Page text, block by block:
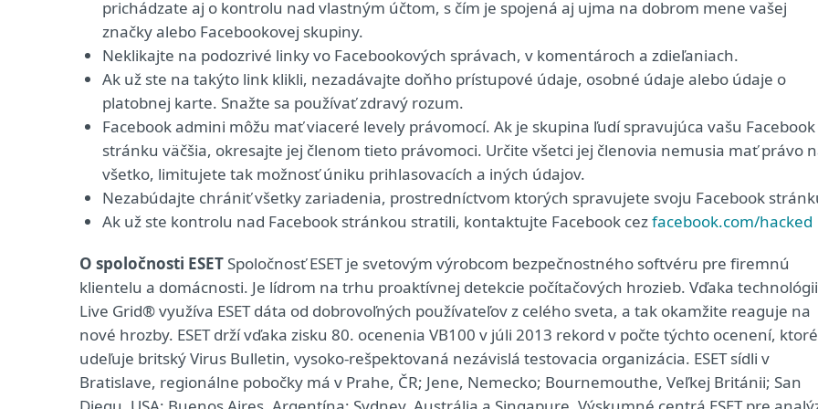
prichádzate aj o kontrolu nad vlastným účtom, s čím je spojená aj ujma na dobrom mene vašej
značky alebo Facebookovej skupiny.
Neklikajte na podozrivé linky vo Facebookových správach, v komentároch a zdieľaniach.
Ak už ste na takýto link klikli, nezadávajte doňho prístupové údaje, osobné údaje alebo údaje o
platobnej karte. Snažte sa používať zdravý rozum.
Facebook admini môžu mať viaceré levely právomocí. Ak je skupina ľudí spravujúca vašu Facebook
stránku väčšia, okresajte jej členom tieto právomoci. Určite všetci jej členovia nemusia mať právo
všetko, limitujete tak možnosť úniku prihlasovacích a iných údajov.
Nezabúdajte chrániť všetky zariadenia, prostredníctvom ktorých spravujete svoju Facebook
Ak už ste kontrolu nad Facebook stránkou stratili, kontaktujte Facebook cezfacebook.com/hacked
O spoločnosti ESET Spoločnosť ESET je svetovým výrobcom bezpečnostného softvéru pre firemnú
klientelu a domácnosti. Je lídrom na trhu proaktívnej detekcie počítačových hrozieb. Vďaka technológii
Live Grid® využíva ESET dáta od dobrovoľných používateľov z celého sveta, a tak okamžite reaguje na
nové hrozby. ESET drží vďaka zisku 80. ocenenia VB100 v júli 2013 rekord v počte týchto ocenení, ktoré
udeľuje britský Virus Bulletin, vysoko-rešpektovaná nezávislá testovacia organizácia. ESET sídli v
Bratislave, regionálne pobočky má v Prahe, ČR; Jene, Nemecko; Bournemouthe, Veľkej Británii; San